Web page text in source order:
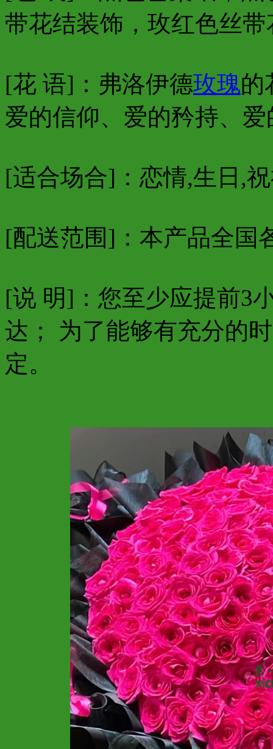
带花结装饰，玫红色丝
[花 语]：弗洛伊德玫瑰的
爱的信仰、爱的矜持、
[适合场合]：恋情,生日,
[配送范围]：本产品全国
[说 明]：您至少应提前3
达； 为了能够有充分的
定。